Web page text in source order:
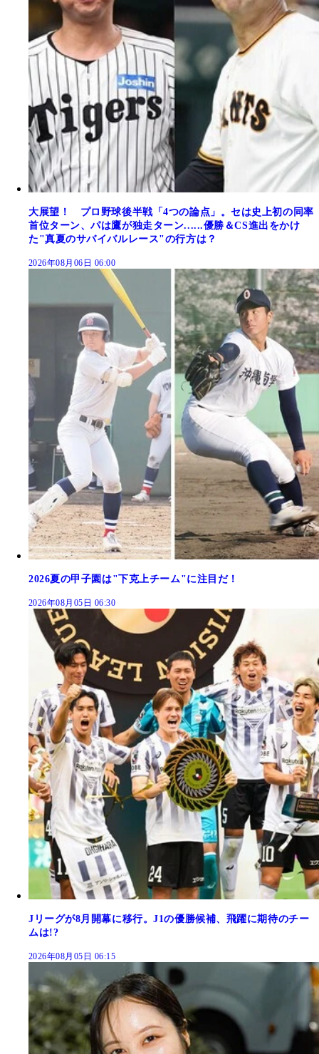
大展望！ プロ野球後半戦「4つの論点」。セは史上初の同率
首位ターン、パは鷹が独走ターン......優勝＆CS進出をかけ
た"真夏のサバイバルレース"の行方は？
2026年08月06日 06:00
2026夏の甲子園は"下克上チーム"に注目だ！
2026年08月05日 06:30
Jリーグが8月開幕に移行。J1の優勝候補、飛躍に期待のチー
ムは!?
2026年08月05日 06:15